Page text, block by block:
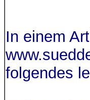
In einem
folgendes